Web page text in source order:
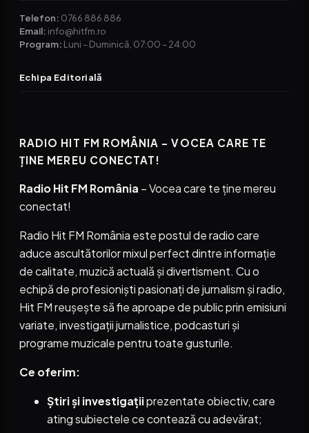
Telefon: 0766 886 886
Email: info@hitfm.ro
Program: Luni – Duminică, 07:00 – 24:00
Echipa Editorială
RADIO HIT FM ROMÂNIA – VOCEA CARE TE
ȚINE MEREU CONECTAT!
Radio Hit FM România – Vocea care te ține mereu
conectat!
Radio Hit FM România este postul de radio care
aduce ascultătorilor mixul perfect dintre informație
de calitate, muzică actuală și divertisment. Cu o
echipă de profesioniști pasionați de jurnalism și radio,
Hit FM reușește să fie aproape de public prin emisiuni
variate, investigații jurnalistice, podcasturi și
programe muzicale pentru toate gusturile.
Ce oferim:
Știri și investigațiiprezentate obiectiv, care
ating subiectele ce contează cu adevărat;